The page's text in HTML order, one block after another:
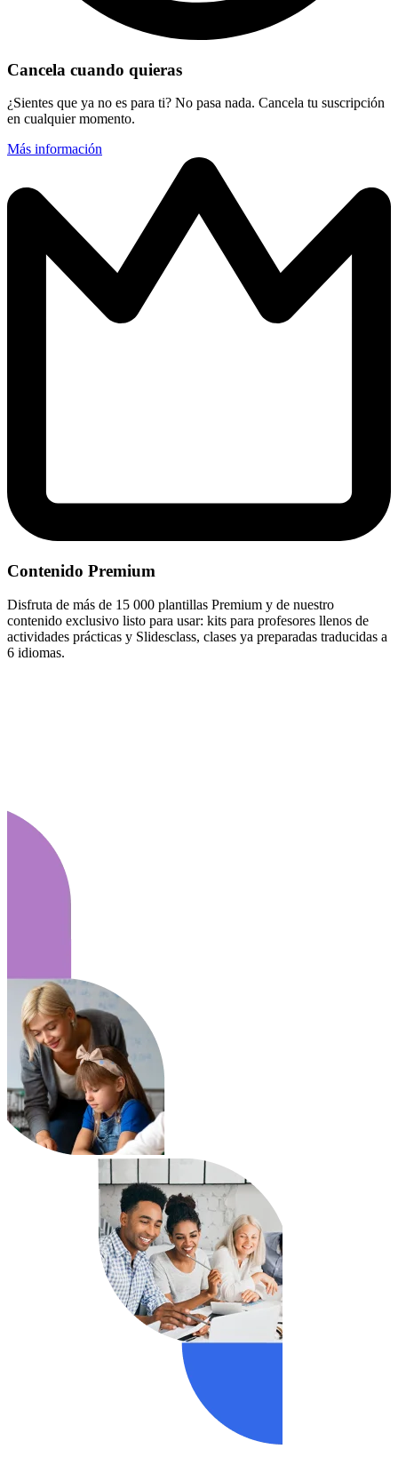
Cancela cuando quieras
¿Sientes que ya no es para ti? No pasa nada. Cancela tu suscripción
en cualquier momento.
Más información
Contenido Premium
Disfruta de más de 15 000 plantillas Premium y de nuestro
contenido exclusivo listo para usar: kits para profesores llenos de
actividades prácticas y Slidesclass, clases ya preparadas traducidas a
6 idiomas.